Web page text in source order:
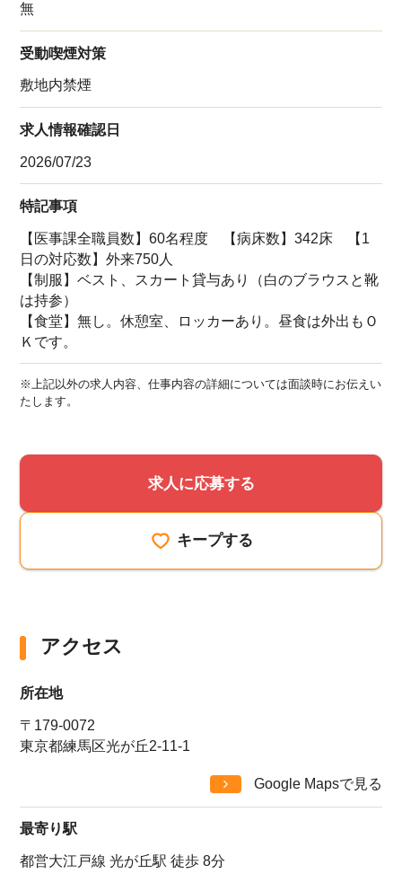
無
受動喫煙対策
敷地内禁煙
求人情報確認日
2026/07/23
特記事項
【医事課全職員数】60名程度 【病床数】342床 【1
日の対応数】外来750人
【制服】ベスト、スカート貸与あり（白のブラウスと靴
は持参）
【食堂】無し。休憩室、ロッカーあり。昼食は外出もＯ
Ｋです。
※上記以外の求人内容、仕事内容の詳細については面談時にお伝えい
たします。
求人に応募する
キープする
アクセス
所在地
〒179-0072
東京都練馬区光が丘2-11-1
Google Mapsで見る
最寄り駅
都営大江戸線 光が丘駅 徒歩 8分